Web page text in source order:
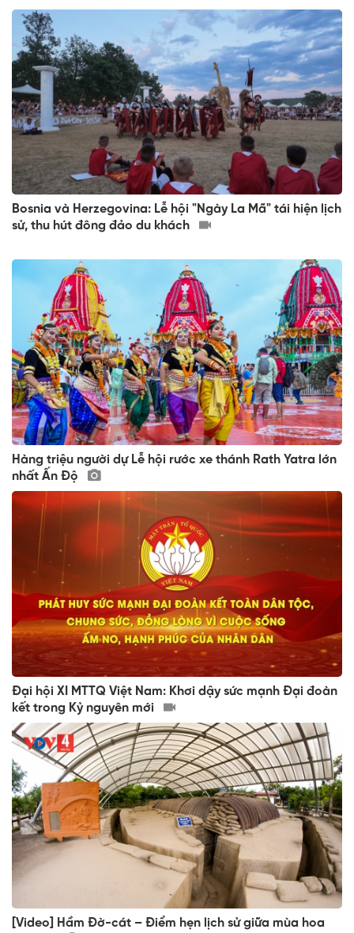
Bosnia và Herzegovina: Lễ hội "Ngày La Mã" tái hiện lịch
sử, thu hút đông đảo du khách
Hàng triệu người dự Lễ hội rước xe thánh Rath Yatra lớn
nhất Ấn Độ
Đại hội XI MTTQ Việt Nam: Khơi dậy sức mạnh Đại đoàn
kết trong Kỷ nguyên mới
[Video] Hầm Đờ-cát – Điểm hẹn lịch sử giữa mùa hoa